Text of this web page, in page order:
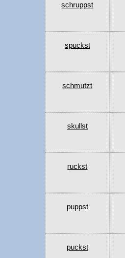
schruppst
spuckst
schmutzt
skullst
ruckst
puppst
puckst